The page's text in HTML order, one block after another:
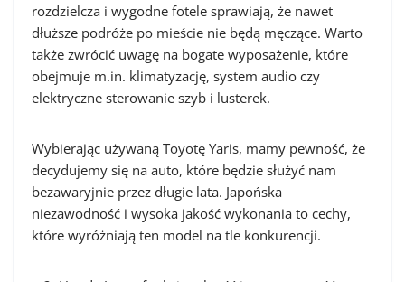
rozdzielcza i wygodne fotele sprawiają, że nawet
dłuższe podróże po mieście nie będą męczące. Warto
także zwrócić uwagę na bogate wyposażenie, które
obejmuje m.in. klimatyzację, system audio czy
elektryczne sterowanie szyb i lusterek.
Wybierając używaną Toyotę Yaris, mamy pewność, że
decydujemy się na auto, które będzie służyć nam
bezawaryjnie przez długie lata. Japońska
niezawodność i wysoka jakość wykonania to cechy,
które wyróżniają ten model na tle konkurencji.